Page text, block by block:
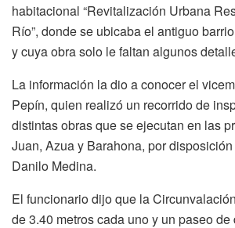
habitacional “Revitalización Urbana
Río”, donde se ubicaba el antiguo
y cuya obra solo le faltan algunos
La información la dio a conocer el
Pepín, quien realizó un recorrido de
distintas obras que se ejecutan en las
Juan, Azua y Barahona, por
Danilo Medina.
El funcionario dijo que la
de 3.40 metros cada uno y un paseo